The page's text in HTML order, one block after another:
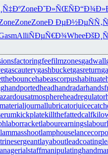
ZoneÐ˜Ð»ÑŒÑ
ZoneZoneÐ ÐµÐ½Ðµ
AlliÑÐµÑ€Ð¾Whee
factoringfeefilmzonesgadwall
gascauterygashbucketgasreturn
habeascorpushabituate
handportedheadhandradar
headregulator
journallubricator
kickplatekillthefattedcalf
laborracketlabourearnings
lammasshootlamphouse
layaboutleadcoating
manipulatinghand